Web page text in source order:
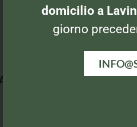
domicilio a
giorno